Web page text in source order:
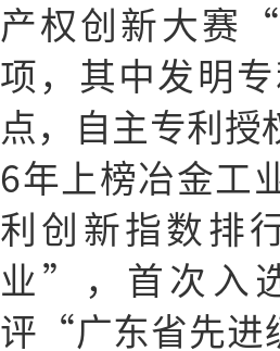
产权创新大赛
项，其中发明
点，自主专利授
6年上榜冶金工
利创新指数排
业”，首次入
评“广东省先进